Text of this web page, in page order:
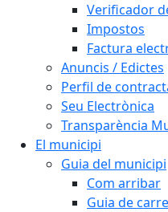
Verificador
Impostos
Factura
Anuncis / Edictes
Perfil de
Seu Electrònica
Transparència
El municipi
Guia del municipi
Com arribar
Guia de